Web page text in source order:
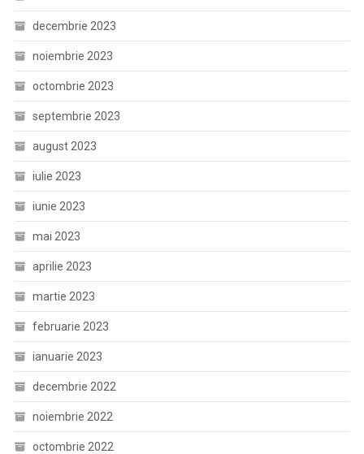
decembrie 2023
noiembrie 2023
octombrie 2023
septembrie 2023
august 2023
iulie 2023
iunie 2023
mai 2023
aprilie 2023
martie 2023
februarie 2023
ianuarie 2023
decembrie 2022
noiembrie 2022
octombrie 2022